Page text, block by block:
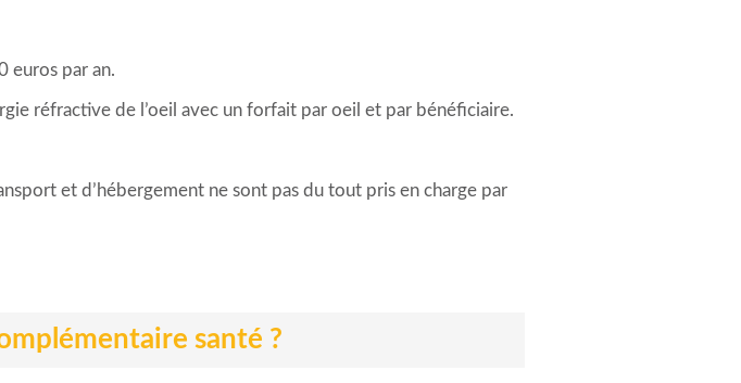
euros par an.
réfractive de l’oeil avec un forfait par oeil et par bénéficiaire.
et d’hébergement ne sont pas du tout pris en charge par
santé ?